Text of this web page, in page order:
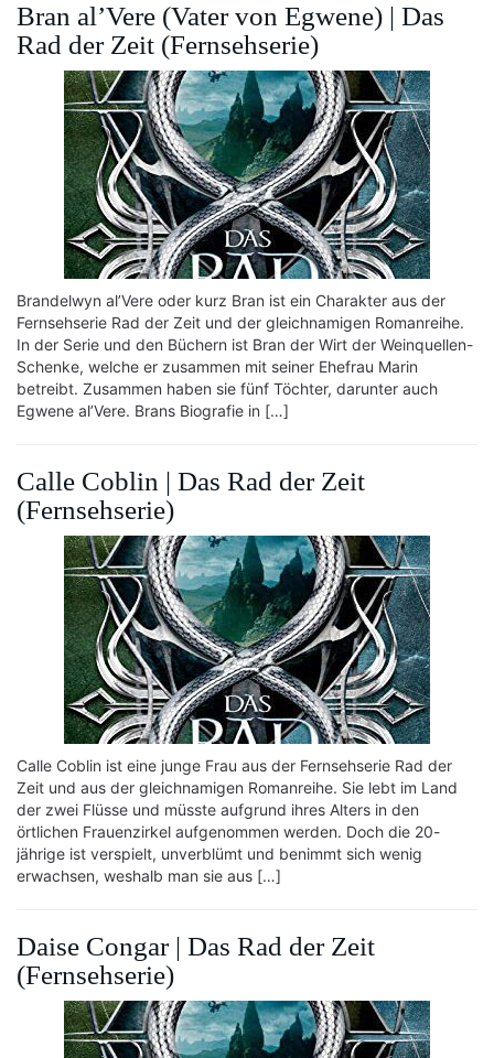
Bran al’Vere (Vater von Egwene) | Das
Rad der Zeit (Fernsehserie)
Brandelwyn al’Vere oder kurz Bran ist ein Charakter aus der
Fernsehserie Rad der Zeit und der gleichnamigen Romanreihe.
In der Serie und den Büchern ist Bran der Wirt der Weinquellen-
Schenke, welche er zusammen mit seiner Ehefrau Marin
betreibt. Zusammen haben sie fünf Töchter, darunter auch
Egwene al’Vere. Brans Biografie in […]
Calle Coblin | Das Rad der Zeit
(Fernsehserie)
Calle Coblin ist eine junge Frau aus der Fernsehserie Rad der
Zeit und aus der gleichnamigen Romanreihe. Sie lebt im Land
der zwei Flüsse und müsste aufgrund ihres Alters in den
örtlichen Frauenzirkel aufgenommen werden. Doch die 20-
jährige ist verspielt, unverblümt und benimmt sich wenig
erwachsen, weshalb man sie aus […]
Daise Congar | Das Rad der Zeit
(Fernsehserie)